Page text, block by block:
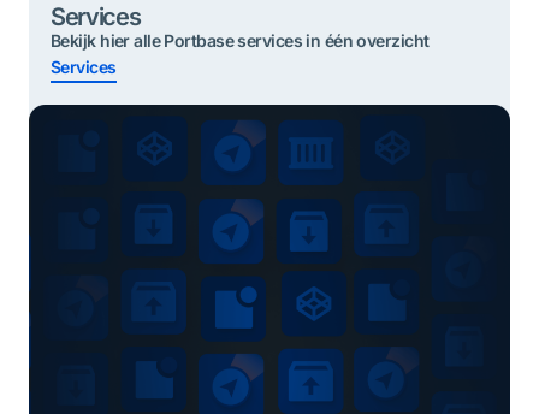
Services
Bekijk hier alle Portbase services in één overzicht
Services